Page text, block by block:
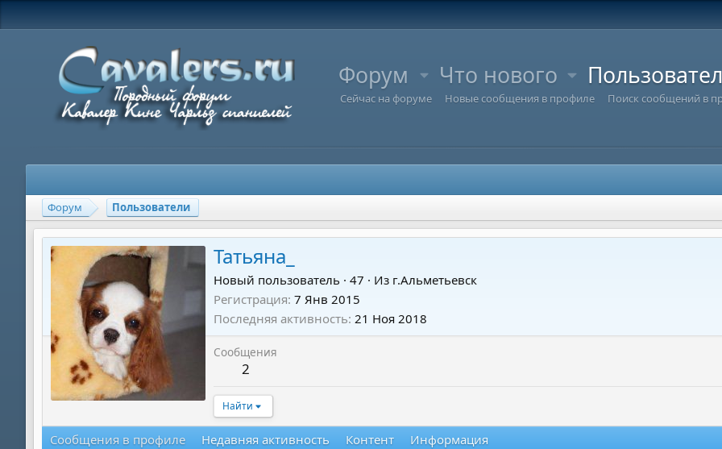
Форум Что нового
Сейчас на форуме Новые сообщения в профиле Поиск сообщений в
Форум Пользователи
Татьяна_
Новый пользователь · 47 · Из г.Альметьевск
Регистрация 7 Янв 2015
Последняя активность 21 Ноя 2018
Сообщения
2
Найти
Сообщения в профиле Недавняя активность Контент Информация